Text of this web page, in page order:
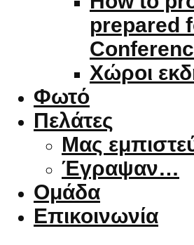
prepared
Χώροι
Φωτό
Πελάτες
Μας
Έγραψαν…
Ομάδα
Επικοινωνία